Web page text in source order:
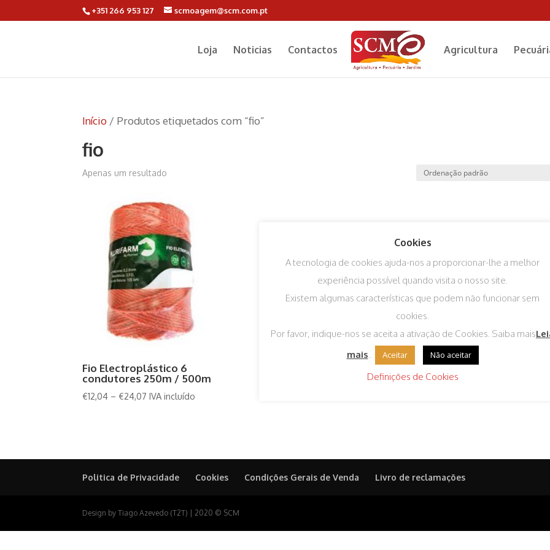
+351 266 953 127 scmoagem@scm.com.pt
Loja Noticias Contactos Agricultura
Início / Produtos etiquetados com “fio”
fio
Apenas um resultado
Fio Electroplástico 6
condutores 250m / 500m
€12,04 – €24,07 IVA incluído
Politica de Privacidade Cookies Condições Gerais de Venda Livro de reclamações
Design by Tiago Azevedo (T2T) | 2020 © SCM
Cookies
A tecnologia de cookies ajuda-nos a proporcionar-lhe a melhor
experiência possível quando visita o nosso site.
Existem algumas características que podem não funcionar sem
cookies.
Por favor, indique-nos se aceita a ativação de Cookies. Saiba mais
mais
Aceitar Não aceitar
Definições de Cookies